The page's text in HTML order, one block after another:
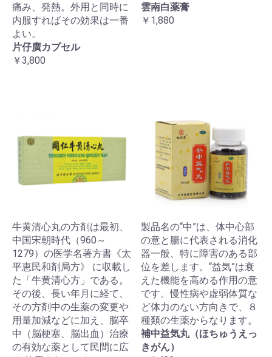
痛み、発熱。外用と同時に
内服すればその効果は一番
よい。
片仔廣カプセル
￥3,800
雲南白薬膏
￥1,880
牛黄清心丸の方剤は最初、
中国宋朝時代（960～
1279）の医学名著方書《太
平恵民和剤局方》 に収載し
た「牛黄清心方」である。
その後、長い年月に経て、
その方剤中の生薬の変更や
用量加減などに加え、脳卒
中（脳梗塞、脳出血）治療
の有効な薬として民間に広
製品名の“中”は、体中心部
の意と腸に代表される消化
器一般、特に障害のある部
位を差します。“益気”は衰
えた機能を高める作用の意
です。慢性病や虚弱体質な
ど体力のない方向きで、８
種類の生薬からなります。
補中益気丸（ほちゅうえっ
きがん）